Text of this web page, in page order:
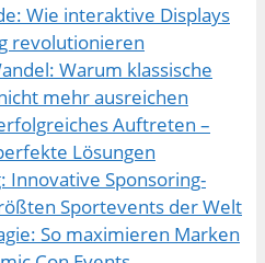
Wie interaktive Displays
revolutionieren
Warum klassische
mehr ausreichen
Auftreten –
Lösungen
Innovative Sponsoring-
Sportevents der Welt
So maximieren Marken